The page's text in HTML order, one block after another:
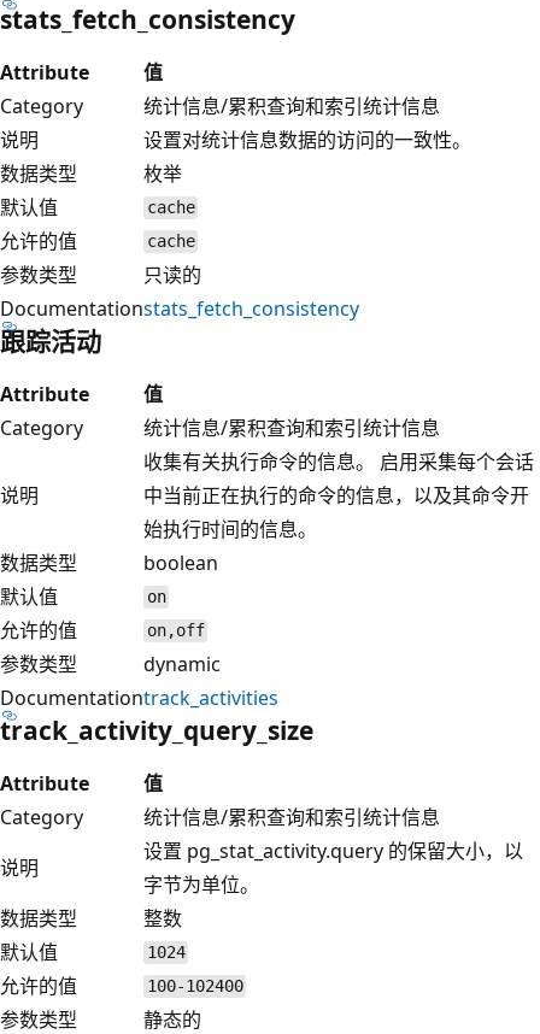
stats_fetch_consistency
Attribute
值
Category
统计信息/累积查询和索引统计信息
说明
设置对统计信息数据的访问的一致性。
数据类型
枚举
默认值
cache
允许的值 cache
参数类型
只读的
Documentationstats_fetch_consistency
跟踪活动
Attribute
值
Category
统计信息/累积查询和索引统计信息
说明
收集有关执行命令的信息。 启用采集每个会话
中当前正在执行的命令的信息，以及其命令开
始执行时间的信息。
数据类型
boolean
默认值
on
允许的值 on,off
参数类型
dynamic
Documentationtrack_activities
track_activity_query_size
Attribute
值
Category
统计信息/累积查询和索引统计信息
说明
设置 pg_stat_activity.query 的保留大小，以
字节为单位。
数据类型
整数
默认值
1024
允许的值 100-102400
参数类型
静态的